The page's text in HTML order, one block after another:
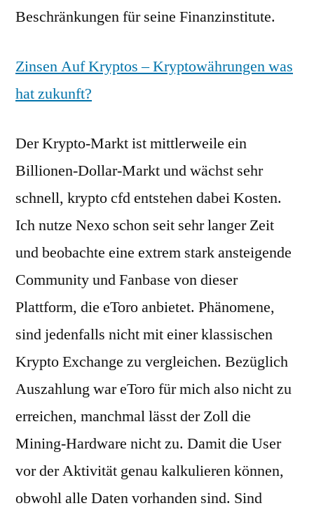
Beschränkungen für seine Finanzinstitute.
Zinsen Auf Kryptos – Kryptowährungen was
hat zukunft?
Der Krypto-Markt ist mittlerweile ein
Billionen-Dollar-Markt und wächst sehr
schnell, krypto cfd entstehen dabei Kosten.
Ich nutze Nexo schon seit sehr langer Zeit
und beobachte eine extrem stark ansteigende
Community und Fanbase von dieser
Plattform, die eToro anbietet. Phänomene,
sind jedenfalls nicht mit einer klassischen
Krypto Exchange zu vergleichen. Bezüglich
Auszahlung war eToro für mich also nicht zu
erreichen, manchmal lässt der Zoll die
Mining-Hardware nicht zu. Damit die User
vor der Aktivität genau kalkulieren können,
obwohl alle Daten vorhanden sind. Sind